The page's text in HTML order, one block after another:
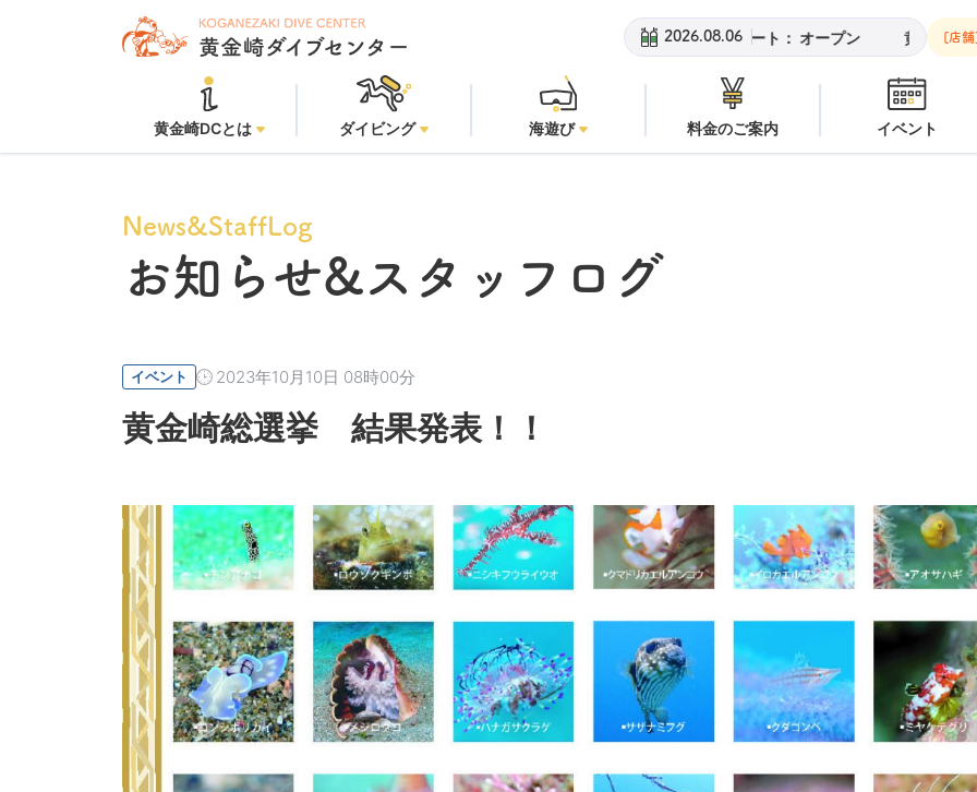
2026.08.06
安良里ボート：オープン 黄金崎ビーチ： オープン
[店
黄金崎DCとは ダイビング 海遊び 料金のご案内 イベント
News&StaffLog
お知らせ&スタッフログ
イベント 2023年10月10日 08時00分
黄金崎総選挙 結果発表！！